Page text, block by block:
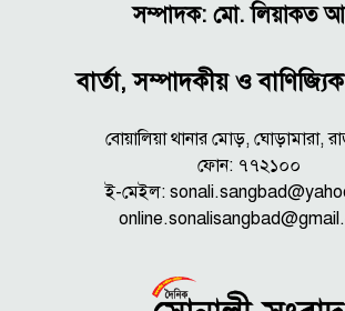
সম্পাদক: মো. লিয়াকত
বার্তা, সম্পাদকীয় ও
বোয়ালিয়া থানার মোড়, ঘোড়ামারা,
ফোন: ৭৭২১০০
ই-মেইল: